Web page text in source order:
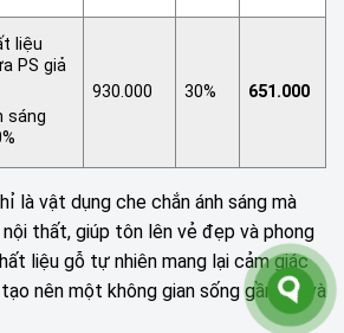
liệu
PS giả
sáng
930.000 30% 651.000
là vật dụng che chắn ánh sáng mà
thất, giúp tôn lên vẻ đẹp và phong
liệu gỗ tự nhiên mang lại cảm giác
nên một không gian sống gần gũi và